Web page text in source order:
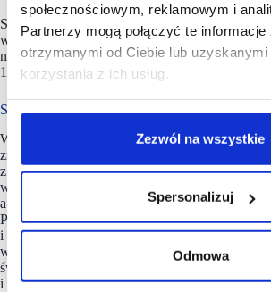
społecznościowym, reklamowym i
Partnerzy mogą połączyć te
otrzymanymi od Ciebie lub uzyskanymi
korzystania z ich usług.
Zezwól na wszystkie
Spersonalizuj
Odmowa
Sektor w liczbach: 411 milionów euro –
w H1 2025, 23 transakcje, 13 aktywów
na rynkach regionalnych, polski kapitał
1/3 wolumenu sektora.
Sektor PRS – transakcje w Warszawie i
W pierwszej połowie 2025 r. rynek
zrealizował wolumen inwestycji w wysokości
z czego za 150 mln euro odpowiadały 3
w Warszawie. AFI Europe zrealizowało 2 z tych
a trzeci projekt pozyskała od Xior Student
Pozostałe 3 transakcje zostały sfinalizowane
i dotyczyły trzech aktywów co-livingowych
w Gdańsku, przy których zespół inżynierów
świadczył kompleksowe usługi m.in.
i nadzoru prac budowlanych.